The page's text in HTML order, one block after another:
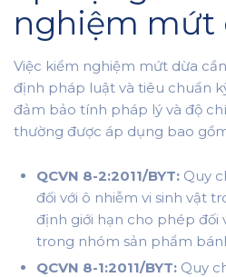
nghiệm mứt
Việc kiểm nghiệm mứt dừa
định pháp luật và tiêu chuẩn
đảm bảo tính pháp lý và độ
thường được áp dụng bao
QCVN 8-2:2011/BYT: Quy
đối với ô nhiễm vi sinh vật
định giới hạn cho phép đối
trong nhóm sản phẩm
QCVN 8-1:2011/BYT: Quy